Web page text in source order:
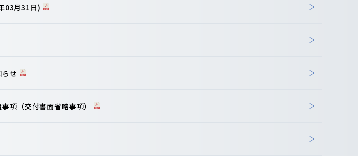
03月31日)
せ
項（交付書面省略事項）